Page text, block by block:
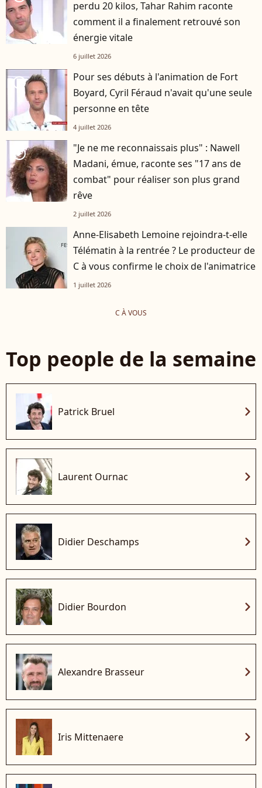
perdu 20 kilos, Tahar Rahim raconte
comment il a finalement retrouvé son
énergie vitale
6 juillet 2026
player2
Pour ses débuts à l'animation de Fort
Boyard, Cyril Féraud n'avait qu'une seule
personne en tête
4 juillet 2026
player2
"Je ne me reconnaissais plus" : Nawell
Madani, émue, raconte ses "17 ans de
combat" pour réaliser son plus grand
rêve
2 juillet 2026
Anne-Elisabeth Lemoine rejoindra-t-elle
Télématin à la rentrée ? Le producteur de
C à vous confirme le choix de l'animatrice
1 juillet 2026
C À VOUS
Top people de la semaine
Patrick Bruel chevron_right
Laurent Ournac chevron_right
Didier Deschamps chevron_right
Didier Bourdon chevron_right
Alexandre Brasseur chevron_right
Iris Mittenaere chevron_right